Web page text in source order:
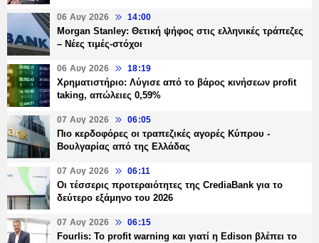
06 Αυγ 2026 14:00
Morgan Stanley: Θετική ψήφος στις ελληνικές τράπεζες
– Νέες τιμές-στόχοι
06 Αυγ 2026 18:19
Χρηματιστήριο: Λύγισε από το βάρος κινήσεων profit
taking, απώλειες 0,59%
07 Αυγ 2026 06:05
Πιο κερδοφόρες οι τραπεζικές αγορές Κύπρου -
Βουλγαρίας από της Ελλάδας
07 Αυγ 2026 06:11
Οι τέσσερις προτεραιότητες της CrediaBank για το
δεύτερο εξάμηνο του 2026
07 Αυγ 2026 06:15
Fourlis: Το profit warning και γιατί η Edison βλέπει το